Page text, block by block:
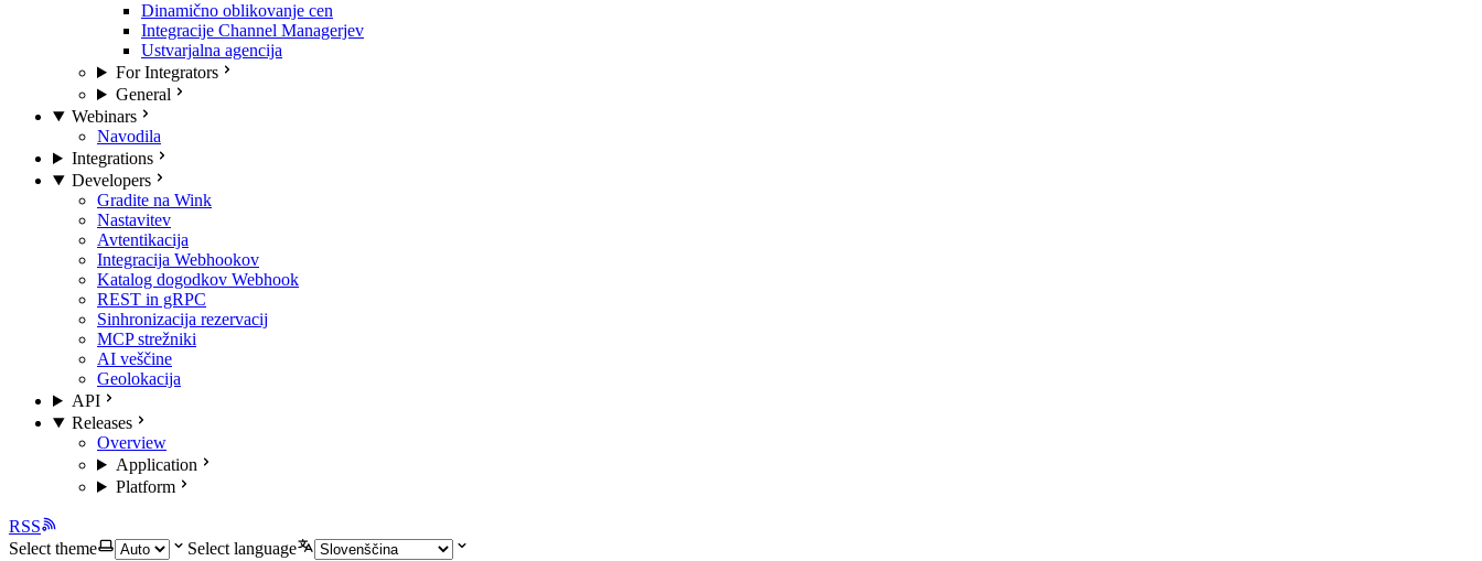
Dinamično oblikovanje cen
Integracije Channel Managerjev
Ustvarjalna agencija
For Integrators
General
Webinars
Navodila
Integrations
Developers
Gradite na Wink
Nastavitev
Avtentikacija
Integracija Webhookov
Katalog dogodkov Webhook
REST in gRPC
Sinhronizacija rezervacij
MCP strežniki
AI veščine
Geolokacija
API
Releases
Overview
Application
Platform
RSS
Select theme
Select language